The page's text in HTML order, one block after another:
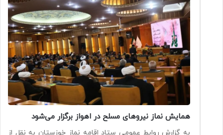
همایش نماز نیروهای مسلح در اهواز برگزار می‌شود
به گزارش روابط عمومی ستاد اقامه نماز خوزستان به نقل از